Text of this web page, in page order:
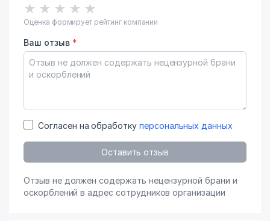
★ ★ ★ ★ ★
Оценка формирует рейтинг компании
Ваш отзыв *
Согласен на обработку персональных данных
Оставить отзыв
Отзыв не должен содержать нецензурной брани и
оскорблений в адрес сотрудников организации